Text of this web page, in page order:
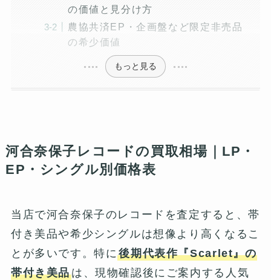
の価値と見分け方
農協共済EP・企画盤など限定非売品
の希少価値
もっと見る
河合奈保子レコードの買取相場｜LP・
EP・シングル別価格表
当店で河合奈保子のレコードを査定すると、帯
付き美品や希少シングルは想像より高くなるこ
とが多いです。特に後期代表作『Scarlet』の
帯付き美品は、現物確認後にご案内する人気